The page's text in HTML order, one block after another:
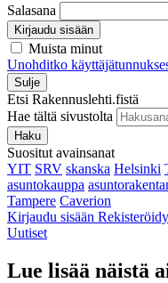
Salasana
Kirjaudu sisään
Muista minut
Unohditko
Sulje
Etsi Rakennuslehti.fistä
Hae tältä sivustolta
Haku
Suositut avainsanat
YIT SRV skanska Helsinki
asuntokauppa
Tampere Caverion
Kirjaudu sisään Rekisteröidy
Uutiset
Lue lisää näistä